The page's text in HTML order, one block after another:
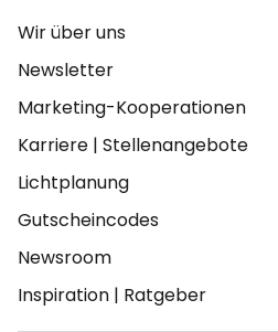
Wir über uns
Newsletter
Marketing-Kooperationen
Karriere | Stellenangebote
Lichtplanung
Gutscheincodes
Newsroom
Inspiration | Ratgeber